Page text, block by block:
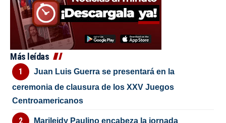
Más leídas
Juan Luis Guerra se presentará en la
ceremonia de clausura de los XXV Juegos
Centroamericanos
Marileidy Paulino encabeza la jornada